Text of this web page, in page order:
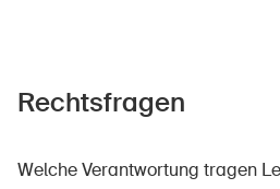
Rechtsfragen
Welche Verantwortung tragen